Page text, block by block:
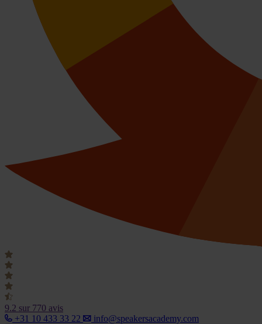
9.2 sur 770 avis
+31 10 433 33 22
info@speakersacademy.com